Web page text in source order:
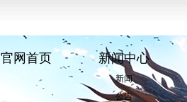
官网首页 新闻中心
新闻
公告